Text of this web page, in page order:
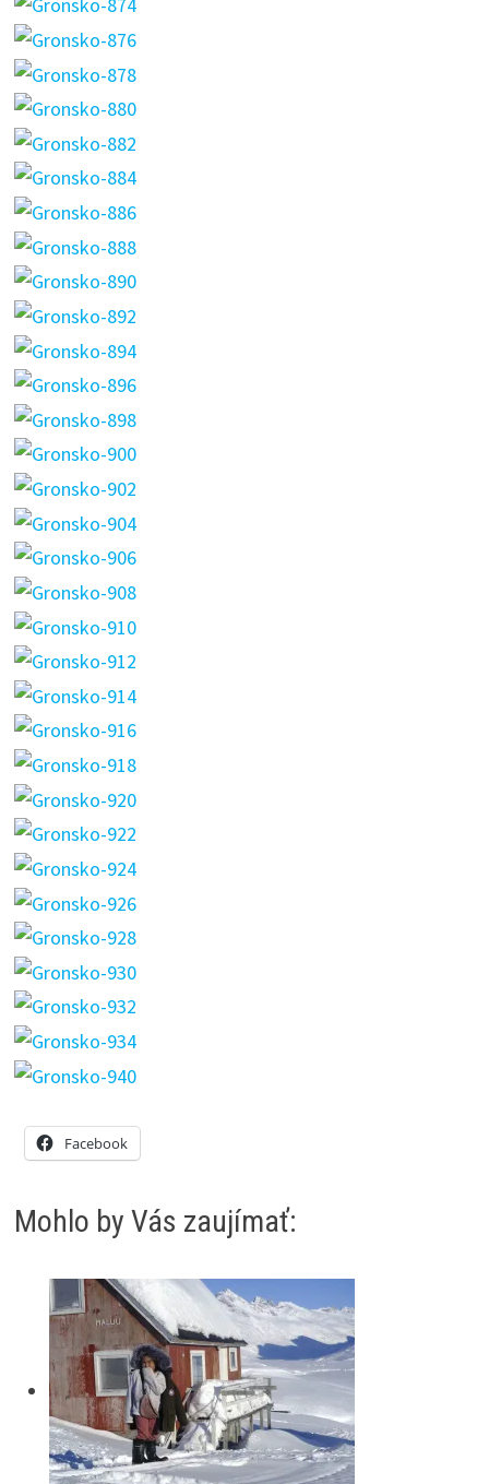
Facebook
Mohlo by Vás zaujímať: